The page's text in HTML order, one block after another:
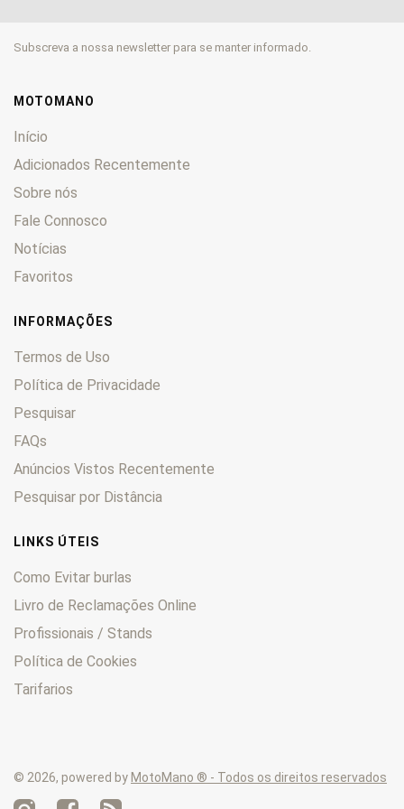
SRT550 0
SRT700
SRV125 0
SRV300
SRV500 0
SRV550
TRX 125
VPS125 0
Subscreva a nossa newsletter para se manter informado.
MOTOMANO
Início
Adicionados Recentemente
Sobre nós
Fale Connosco
Notícias
Favoritos
INFORMAÇÕES
Termos de Uso
Política de Privacidade
Pesquisar
FAQs
Anúncios Vistos Recentemente
Pesquisar por Distância
LINKS ÚTEIS
Como Evitar burlas
Livro de Reclamações Online
Profissionais / Stands
Política de Cookies
Tarifarios
© 2026, powered by MotoMano ® - Todos os direitos reservados